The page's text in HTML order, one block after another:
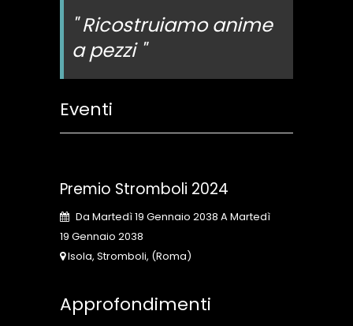
" Ricostruiamo anime
a pezzi "
Eventi
Premio Stromboli 2024
Da Martedì 19 Gennaio 2038 A Martedì
19 Gennaio 2038
Isola, Stromboli, (Roma)
Approfondimenti